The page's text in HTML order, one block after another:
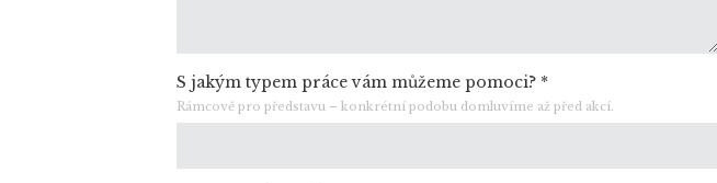
S jakým typem práce vám můžeme pomoci? *
Rámcově pro představu – konkrétní podobu domluvíme až před akcí.